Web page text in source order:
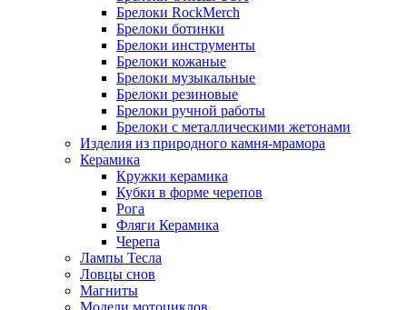
Брелоки RockMerch
Брелоки ботинки
Брелоки инструменты
Брелоки кожаные
Брелоки музыкальные
Брелоки резиновые
Брелоки ручной работы
Брелоки с металлическими жетонами
Изделия из природного камня-мрамора
Керамика
Кружки керамика
Кубки в форме черепов
Рога
Фляги Керамика
Черепа
Лампы Тесла
Ловцы снов
Магниты
Модели мотоциклов